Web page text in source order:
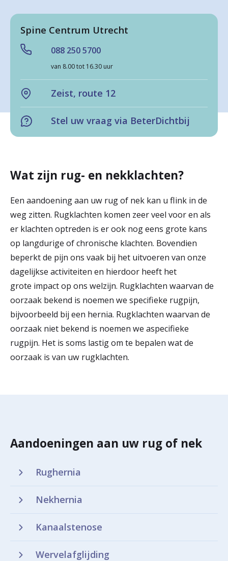
e
Werken & Leren bij
Zorgverleners
Spine Centrum Utrecht
088 250 5700
van 8.00 tot 16.30 uur
Zeist, route 12
Stel uw vraag via BeterDichtbij
Wat zijn rug- en nekklachten?
Een aandoening aan uw rug of nek kan u flink in de
weg zitten. Rugklachten komen zeer veel voor en als
er klachten optreden is er ook nog eens grote kans
op langdurige of chronische klachten. Bovendien
beperkt de pijn ons vaak bij het uitvoeren van onze
dagelijkse activiteiten en hierdoor heeft het
grote impact op ons welzijn. Rugklachten waarvan de
oorzaak bekend is noemen we specifieke rugpijn,
bijvoorbeeld bij een hernia. Rugklachten waarvan de
oorzaak niet bekend is noemen we aspecifieke
rugpijn. Het is soms lastig om te bepalen wat de
oorzaak is van uw rugklachten.
Aandoeningen aan uw rug of nek
Rughernia
Nekhernia
Kanaalstenose
Wervelafglijding